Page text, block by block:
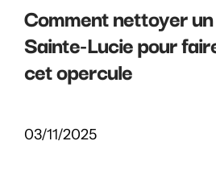
Comment nettoyer
Sainte-Lucie pour
cet opercule
03/11/2025